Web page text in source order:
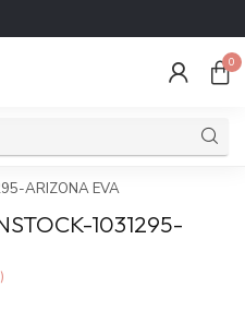
0
ARIZONA EVA
1031295-